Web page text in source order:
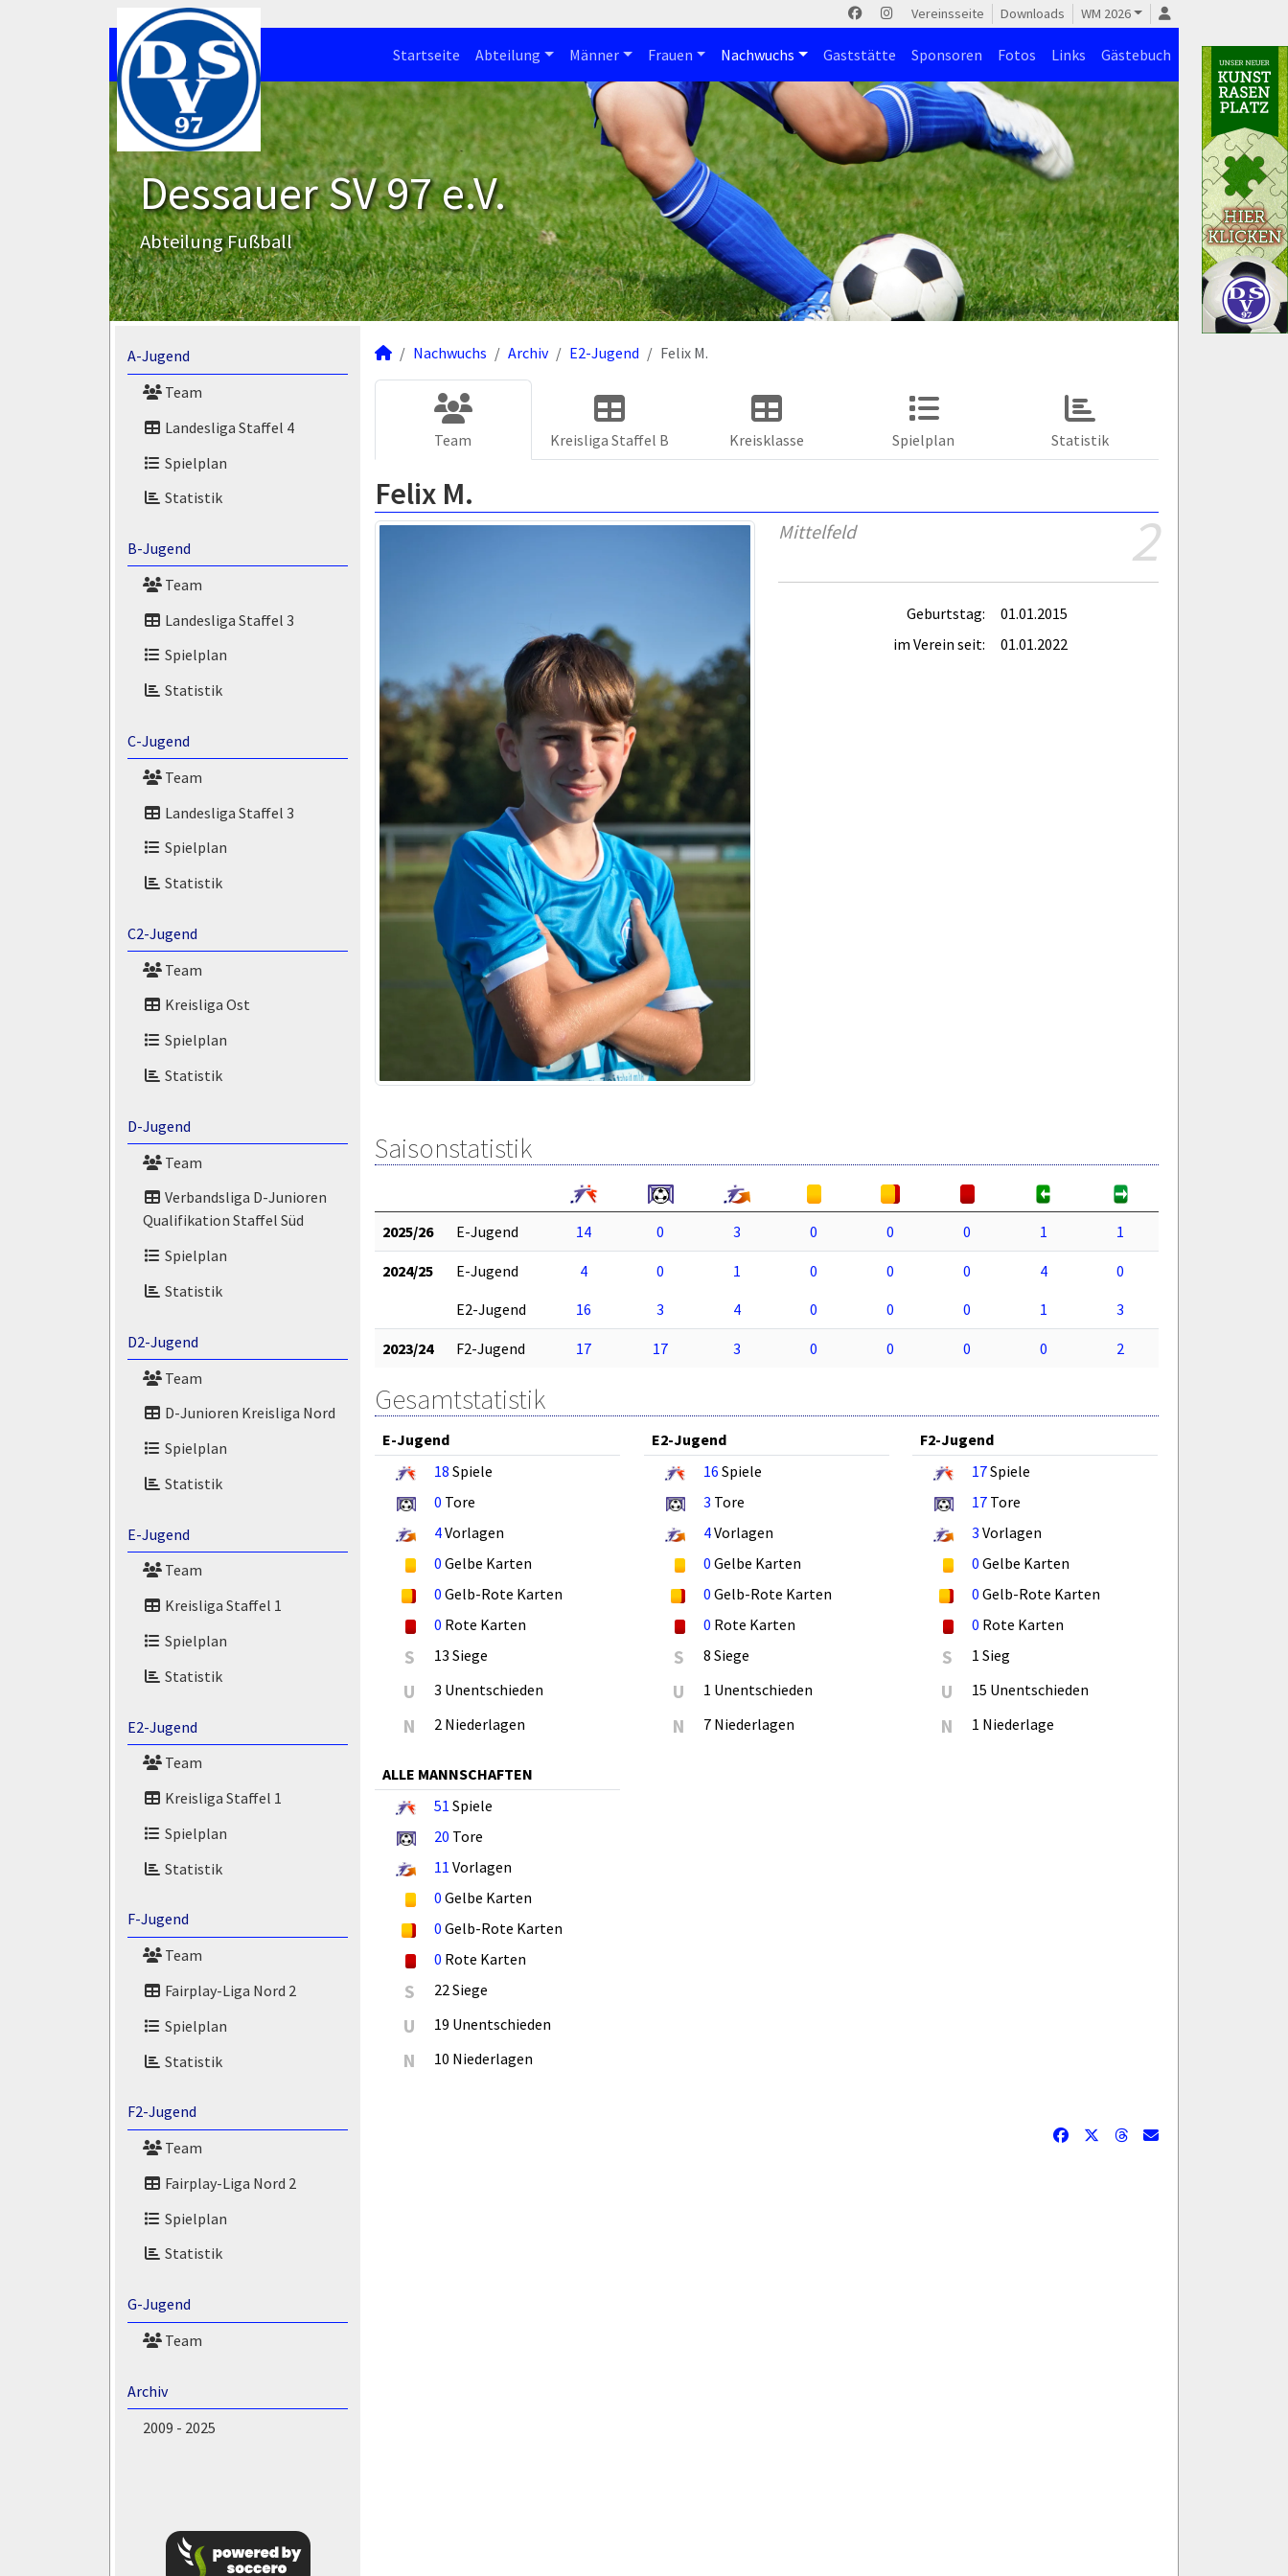
Vereinsseite Downloads WM 2026
Startseite Abteilung Männer Frauen Nachwuchs Gaststätte Sponsoren Fotos Links Gästebuch
Dessauer SV 97 e.V.
Abteilung Fußball
A-Jugend
Team
Landesliga Staffel 4
Spielplan
Statistik
B-Jugend
Team
Landesliga Staffel 3
Spielplan
Statistik
C-Jugend
Team
Landesliga Staffel 3
Spielplan
Statistik
C2-Jugend
Team
Kreisliga Ost
Spielplan
Statistik
D-Jugend
Team
Verbandsliga D-Junioren
Qualifikation Staffel Süd
Spielplan
Statistik
D2-Jugend
Team
D-Junioren Kreisliga Nord
Spielplan
Statistik
E-Jugend
Team
Kreisliga Staffel 1
Spielplan
Statistik
E2-Jugend
Team
Kreisliga Staffel 1
Spielplan
Statistik
F-Jugend
Team
Fairplay-Liga Nord 2
Spielplan
Statistik
F2-Jugend
Team
Fairplay-Liga Nord 2
Spielplan
Statistik
G-Jugend
Team
Archiv
2009 - 2025
Nachwuchs Archiv E2-Jugend Felix M.
Team Kreisliga Staffel B Kreisklasse Spielplan Statistik
Felix M.
2
Mittelfeld
Geburtstag:
01.01.2015
im Verein seit:
01.01.2022
Saisonstatistik
2025/26 E-Jugend 14 0 3 0 0 0 1 1
2024/25 E-Jugend 4 0 1 0 0 0 4
0
E2-Jugend
16 3 4 0 0 0 1 3
2023/24 F2-Jugend 17 17 3 0 0 0 0 2
Gesamtstatistik
E-Jugend
18 Spiele
0 Tore
4Vorlagen
0 Gelbe Karten
0 Gelb-Rote Karten
0 Rote Karten
S 13 Siege
U 3 Unentschieden
N 2 Niederlagen
E2-Jugend
16 Spiele
3 Tore
4Vorlagen
0 Gelbe Karten
0 Gelb-Rote Karten
0 Rote Karten
S 8 Siege
U 1 Unentschieden
N 7 Niederlagen
F2-Jugend
17Spiele
17 Tore
3 Vorlagen
0 Gelbe Karten
0 Gelb-Rote Karten
0 Rote Karten
S 1 Sieg
U 15 Unentschieden
N 1 Niederlage
ALLE MANNSCHAFTEN
51 Spiele
20 Tore
11 Vorlagen
0 Gelbe Karten
0 Gelb-Rote Karten
0 Rote Karten
S 22 Siege
U 19 Unentschieden
N 10 Niederlagen